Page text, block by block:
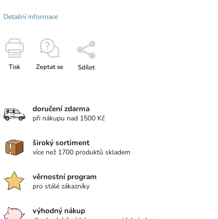
Detailní informace
Tisk Zeptat se Sdílet
doručení zdarma
při nákupu nad 1500 Kč
široký sortiment
více než 1700 produktů skladem
věrnostní program
pro stálé zákazníky
výhodný nákup